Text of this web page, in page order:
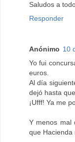
Saludos a
Responder
Anónimo 10
Yo fui
euros.
Al día
dejó hasta
¡Ufff! Ya me
Y menos mal
que Hacienda